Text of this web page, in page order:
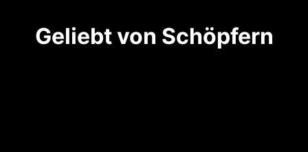
Geliebt von Schöpfern